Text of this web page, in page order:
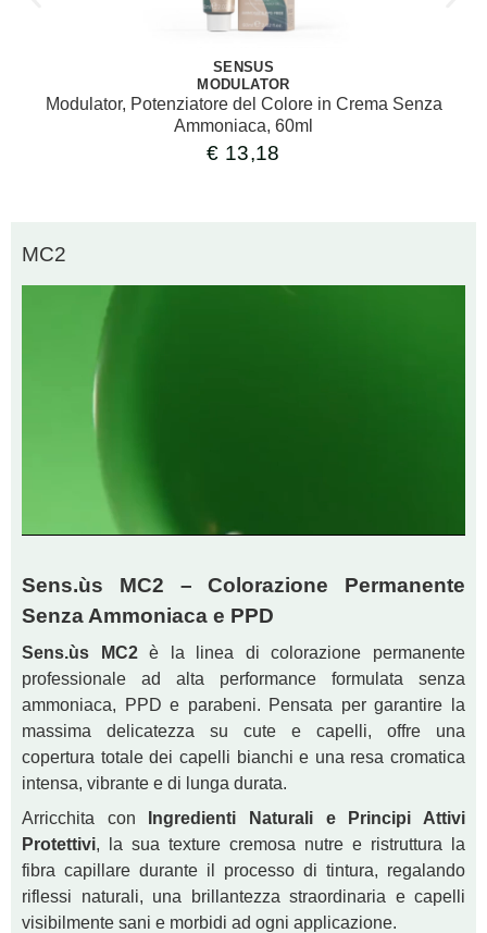
SENSUS
MODULATOR
Modulator, Potenziatore del Colore in Crema Senza
Ammoniaca, 60ml
€ 13,18
MC2
Sens.ùs MC2 – Colorazione Permanente
Senza Ammoniaca e PPD
Sens.ùs MC2è la linea di colorazione permanente
professionale ad alta performance formulata senza
ammoniaca, PPD e parabeni. Pensata per garantire la
massima delicatezza su cute e capelli, offre una
copertura totale dei capelli bianchi e una resa cromatica
intensa, vibrante e di lunga durata.
Arricchita con
Ingredienti Naturali e Principi Attivi
Protettivi, la sua texture cremosa nutre e ristruttura la
fibra capillare durante il processo di tintura, regalando
riflessi naturali, una brillantezza straordinaria e capelli
visibilmente sani e morbidi ad ogni applicazione.